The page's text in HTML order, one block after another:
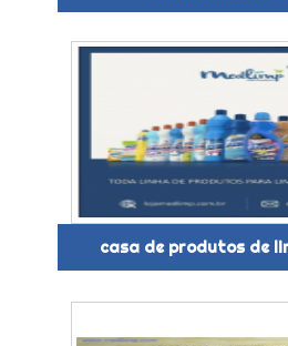
casa de produtos de